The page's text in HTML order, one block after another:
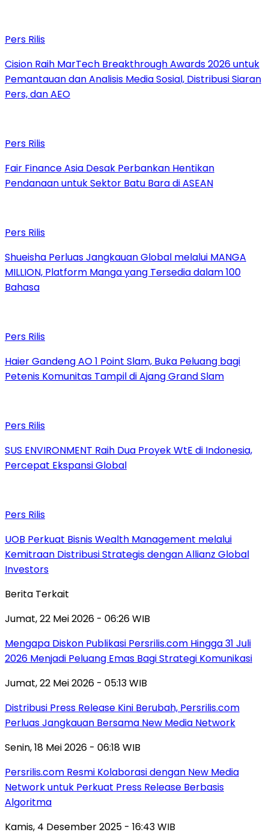
Pers Rilis
Cision Raih MarTech Breakthrough Awards 2026 untuk
Pemantauan dan Analisis Media Sosial, Distribusi Siaran
Pers, dan AEO
Pers Rilis
Fair Finance Asia Desak Perbankan Hentikan
Pendanaan untuk Sektor Batu Bara di ASEAN
Pers Rilis
Shueisha Perluas Jangkauan Global melalui MANGA
MILLION, Platform Manga yang Tersedia dalam 100
Bahasa
Pers Rilis
Haier Gandeng AO 1 Point Slam, Buka Peluang bagi
Petenis Komunitas Tampil di Ajang Grand Slam
Pers Rilis
SUS ENVIRONMENT Raih Dua Proyek WtE di Indonesia,
Percepat Ekspansi Global
Pers Rilis
UOB Perkuat Bisnis Wealth Management melalui
Kemitraan Distribusi Strategis dengan Allianz Global
Investors
Berita Terkait
Jumat, 22 Mei 2026 - 06:26 WIB
Mengapa Diskon Publikasi Persrilis.com Hingga 31 Juli
2026 Menjadi Peluang Emas Bagi Strategi Komunikasi
Jumat, 22 Mei 2026 - 05:13 WIB
Distribusi Press Release Kini Berubah, Persrilis.com
Perluas Jangkauan Bersama New Media Network
Senin, 18 Mei 2026 - 06:18 WIB
Persrilis.com Resmi Kolaborasi dengan New Media
Network untuk Perkuat Press Release Berbasis
Algoritma
Kamis, 4 Desember 2025 - 16:43 WIB